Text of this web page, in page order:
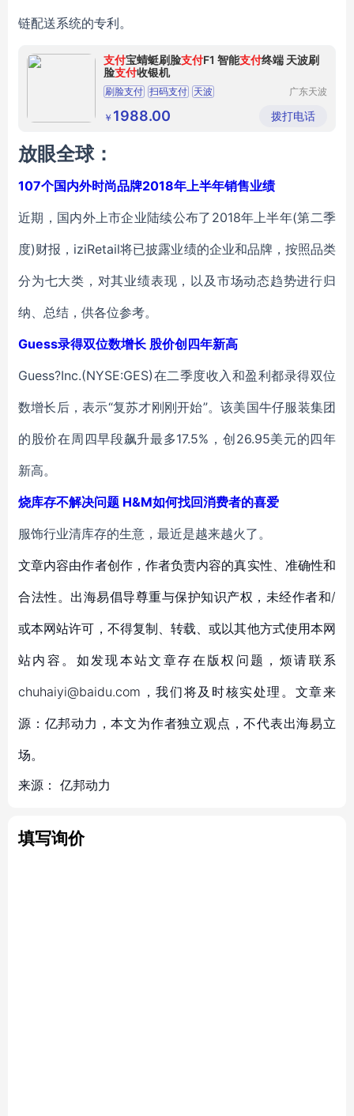
链配送系统的专利。
支付宝蜻蜓刷脸支付F1 智能支付终端 天波刷
脸支付收银机
刷脸支付 扫码支付 天波
小型商超收银机
广东天波
有限公司
￥ 1988.00 拨打电话
放眼全球：
107个国内外时尚品牌2018年上半年销售业绩
近期，国内外上市企业陆续公布了2018年上半年(第二季
度)财报，iziRetail将已披露业绩的企业和品牌，按照品类
分为七大类，对其业绩表现，以及市场动态趋势进行归
纳、总结，供各位参考。
Guess录得双位数增长 股价创四年新高
Guess?Inc.(NYSE:GES)在二季度收入和盈利都录得双位
数增长后，表示“复苏才刚刚开始”。该美国牛仔服装集团
的股价在周四早段飙升最多17.5%，创26.95美元的四年
新高。
烧库存不解决问题 H&M如何找回消费者的喜爱
服饰行业清库存的生意，最近是越来越火了。
文章内容由作者创作，作者负责内容的真实性、准确性和
合法性。出海易倡导尊重与保护知识产权，未经作者和/
或本网站许可，不得复制、转载、或以其他方式使用本网
站内容。如发现本站文章存在版权问题，烦请联系
chuhaiyi@baidu.com，我们将及时核实处理。文章来
源：亿邦动力，本文为作者独立观点，不代表出海易立
场。
来源： 亿邦动力
填写询价